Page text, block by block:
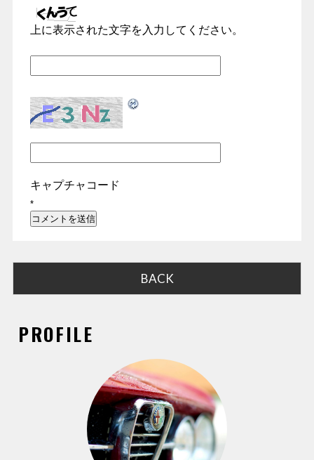
上に表示された文字を入力してください。
キャプチャコード
*
BACK
PROFILE